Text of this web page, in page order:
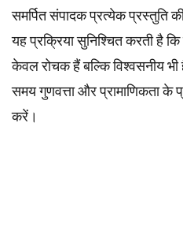
समर्पितसंपादकप्रत्येक प्रस्तुति की
यह प्रक्रिया सुनिश्चित करती है
केवल रोचक हैं बल्कि विश्वसनीय
समय गुणवत्ता और प्रामाणिकता के
करें।